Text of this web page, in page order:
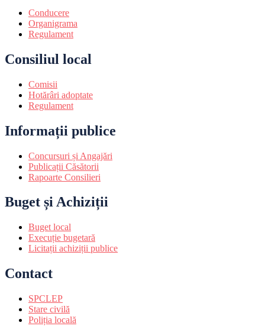
Conducere
Organigrama
Regulament
Consiliul local
Comisii
Hotărâri adoptate
Regulament
Informații publice
Concursuri și Angajări
Publicații Căsătorii
Rapoarte Consilieri
Buget și Achiziții
Buget local
Execuție bugetară
Licitații achiziții publice
Contact
SPCLEP
Stare civilă
Poliția locală